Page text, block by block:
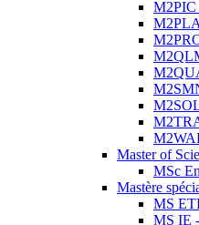
M2PIC
Master of
MSc
Mastère
MS
MS IE